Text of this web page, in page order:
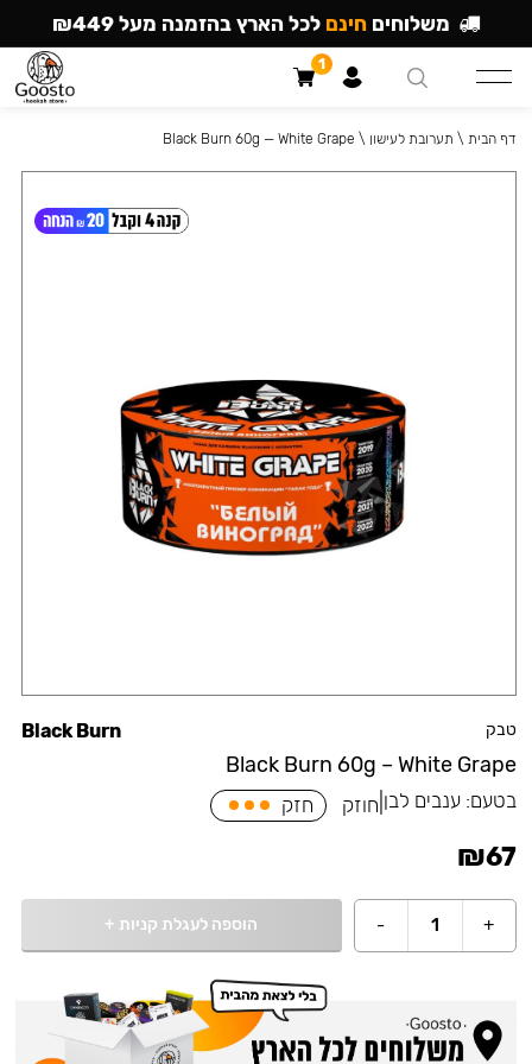
טבק
Black Burn 60g – White Grape
Black Burn
בטעם:ענבים לבן חוזק חזק
₪67
+
1
- הוספה לעגלת קניות +
דף הבית \ תערובת לעישון \
Black Burn 60g — White Grape
משלוחים חינם לכל הארץ בהזמנה מעל ₪449
1